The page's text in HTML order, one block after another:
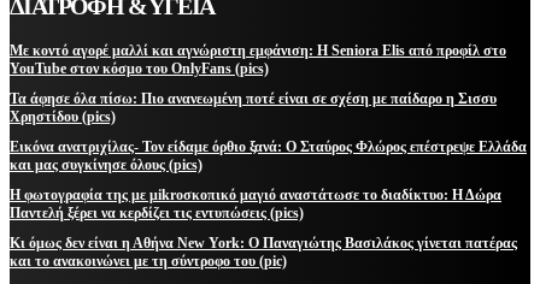
ΔΙΑΤΡΟΦΗ & ΥΓΕΙΑ
Με κοντό αγορέ μαλλί και αγνώριστη εμφάνιση: Η Seniora Elis από προφίλ στο
YouTube στον κόσμο του OnlyFans (pics)
Τα άφησε όλα πίσω: Πιο ανανεωμένη ποτέ είναι σε σχέση με παίδαρο η Σισσυ
Χρηστίδου (pics)
Εικόνα ανατριχίλας- Τον είδαμε όρθιο ξανά: Ο Σταύρος Φλώρος επέστρεψε Ελλάδα
και μας συγκίνησε όλους (pics)
Η φωτογραφία της με μikroσκοπικό μαγιό αναστάτωσε το διαδίκτυο: Η Δώρα
Παντελή ξέρει να κερδίζει τις εντυπώσεις (pics)
Κι όμως δεν είναι η Αθήνα New York: Ο Παναγιώτης Βασιλάκος γίνεται πατέρας
και το ανακοινώνει με τη σύντροφο του (pic)